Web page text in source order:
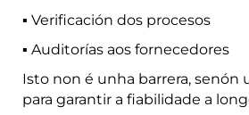
▪️ Verificación dos procesos
▪️ Auditorías aos fornecedores
Isto non é unha barrera, senón
para garantir a fiabilidade a